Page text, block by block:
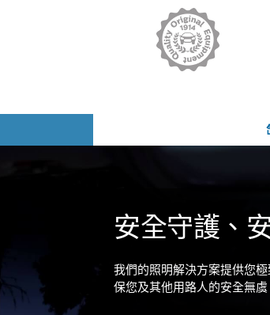
安全守護、
我們的照明解決方案提供您
保您及其他用路人的安全無虞